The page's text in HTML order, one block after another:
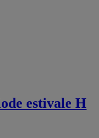
estivale H